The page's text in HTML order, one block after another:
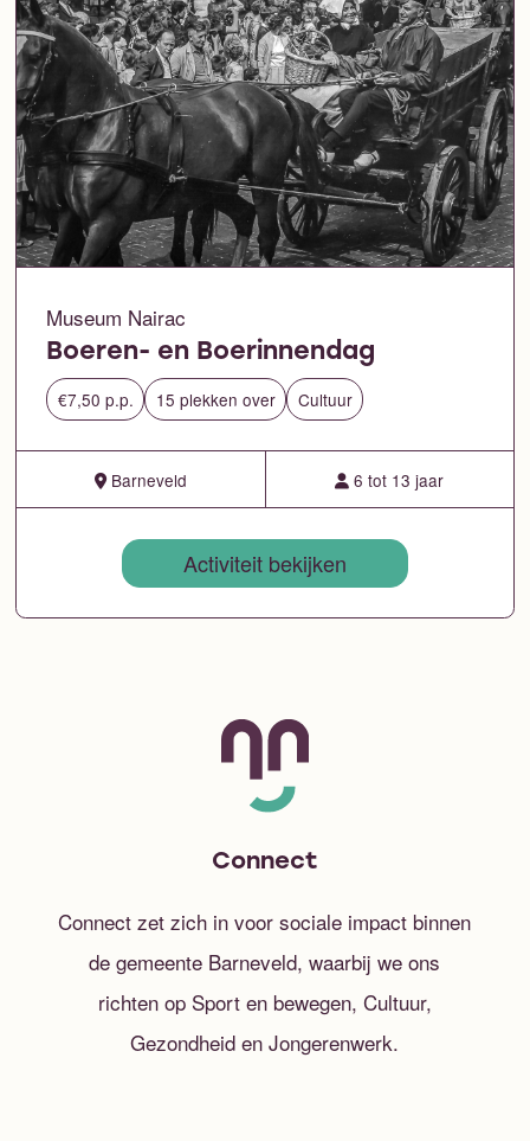
Museum Nairac
Boeren- en Boerinnendag
€7,50 p.p. 15 plekken over Cultuur
Barneveld 6 tot 13 jaar
Activiteit bekijken
Connect
Connect zet zich in voor sociale impact binnen
de gemeente Barneveld, waarbij we ons
richten op Sport en bewegen, Cultuur,
Gezondheid en Jongerenwerk.